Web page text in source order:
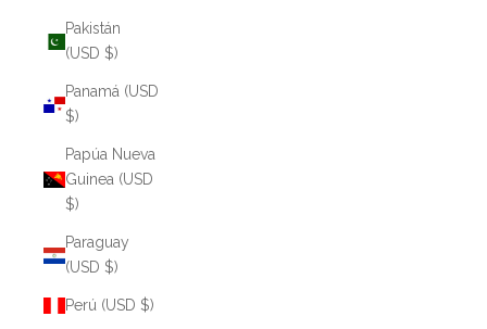
Pakistán
(USD $)
Panamá (USD
$)
Papúa Nueva
Guinea (USD
$)
Paraguay
(USD $)
Perú (USD $)